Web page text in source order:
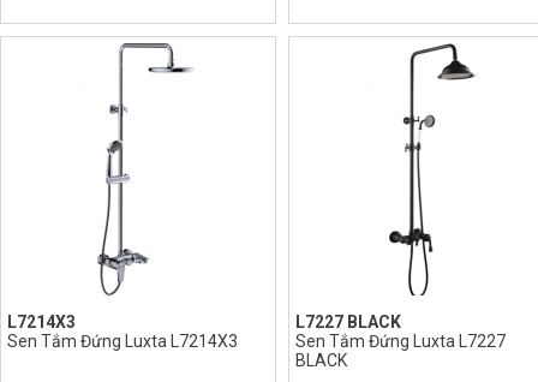
L7214X3
Sen Tắm Đứng Luxta L7214X3
L7227 BLACK
Sen Tắm Đứng Luxta L7227
BLACK